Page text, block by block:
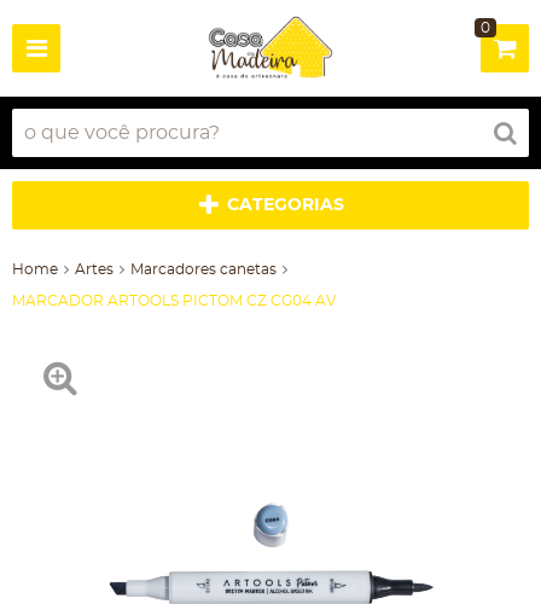
0
CATEGORIAS
Home Artes Marcadores canetas
MARCADOR ARTOOLS PICTOM CZ CG04 AV